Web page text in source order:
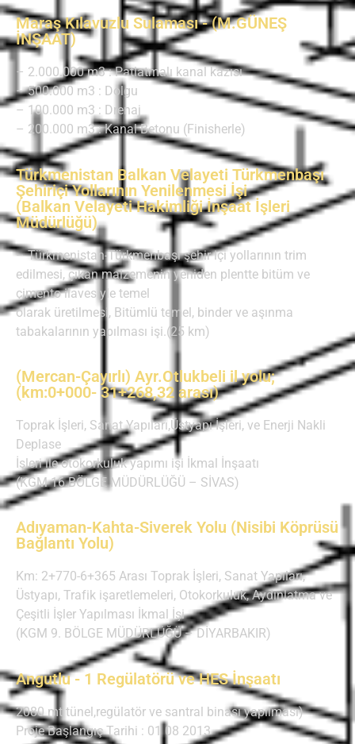
Maraş Kılavuzlu Sulaması - (M.GÜNEŞ
İNŞAAT)
– 2.000.000 m3 : Patlatmalı kanal kazısı
– 500.000 m3 : Dolgu
– 100.000 m3 : Drenaj
– 200.000 m3 : Kanal Betonu (Finisherle)
Türkmenistan Balkan Velayeti Türkmenbaşı
Şehiriçi Yollarının Yenilenmesi İşi
(Balkan Velayeti Hakimliği İnşaat İşleri
Müdürlüğü)
– Türkmenistan-Türkmenbaşı şehir içi yollarının trim
edilmesi, çıkan malzemenin yeniden plentte bitüm ve
çimento ilavesiyle temel
olarak üretilmesi, Bitümlü temel, binder ve aşınma
tabakalarının yapılması işi.(25 km)
(Mercan-Çayırlı) Ayr.Otlukbeli il yolu;
(km:0+000- 31+268,32 arası)
Toprak İşleri, Sanat Yapıları,Üstyapı İşleri, ve Enerji Nakli
Deplase
İşleri ile otokorkuluk yapımı işi İkmal İnşaatı
(KGM 16.BÖLGE MÜDÜRLÜĞÜ – SİVAS)
Adıyaman-Kahta-Siverek Yolu (Nisibi Köprüsü
Bağlantı Yolu)
Km: 2+770-6+365 Arası Toprak İşleri, Sanat Yapıları,
Üstyapı, Trafik işaretlemeleri, Otokorkuluk, Aydınlatma ve
Çeşitli İşler Yapılması İkmal İşi
(KGM 9. BÖLGE MÜDÜRLÜĞÜ – DİYARBAKIR)
Angutlu - 1 Regülatörü ve HES İnşaatı
2080 mt tünel,regülatör ve santral binası yapılması)
Proje Başlangıç Tarihi : 01 08 2013